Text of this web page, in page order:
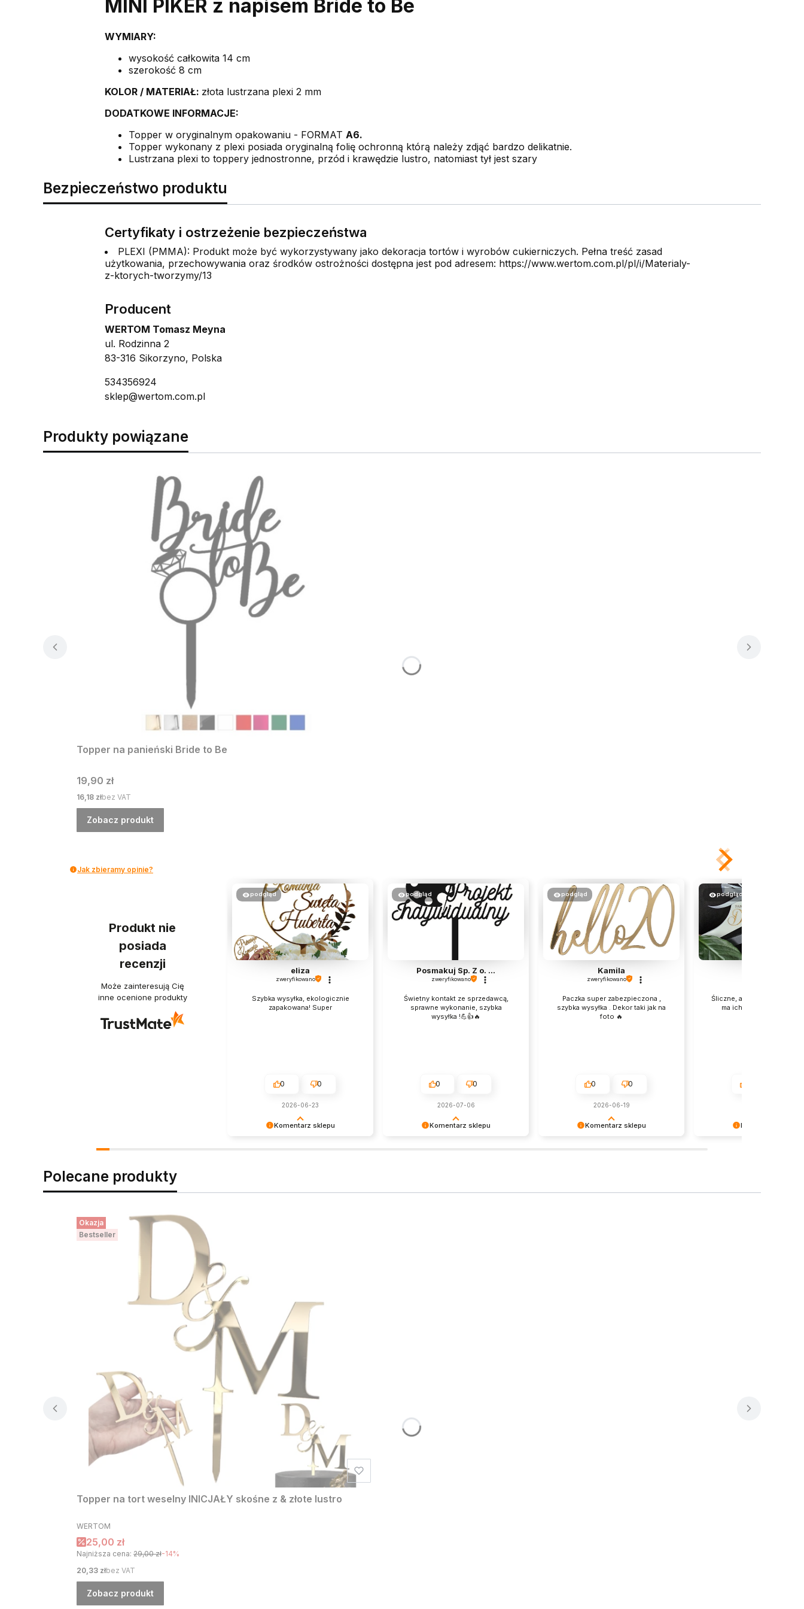
MINI PIKER z napisem Bride to Be
WYMIARY:
wysokość całkowita 14 cm
szerokość 8 cm
KOLOR / MATERIAŁ: złota lustrzana plexi 2 mm
DODATKOWE INFORMACJE:
Topper w oryginalnym opakowaniu - FORMAT A6.
Topper wykonany z plexi posiada oryginalną folię ochronną którą należy zdjąć bardzo delikatnie.
Lustrzana plexi to toppery jednostronne, przód i krawędzie lustro, natomiast tył jest szary
Bezpieczeństwo produktu
Certyfikaty i ostrzeżenie bezpieczeństwa
PLEXI (PMMA): Produkt może być wykorzystywany jako dekoracja tortów i wyrobów cukierniczych. Pełna treść zasad
użytkowania, przechowywania oraz środków ostrożności dostępna jest pod adresem: https://www.wertom.com.pl/pl/i/Materialy-
z-ktorych-tworzymy/13
Producent
WERTOM Tomasz Meyna
ul. Rodzinna 2
83-316 Sikorzyno, Polska
534356924
sklep@wertom.com.pl
Produkty powiązane
Topper na panieński Bride to Be
Cena
19,90 zł
Cena
16,18 złbez VAT
Zobacz produkt
Jak zbieramy opinie?
Produkt nie
posiada
recenzji
Może zainteresują Cię
inne ocenione produkty
Komentarz sklepu
podgląd
eliza
zweryfikowano
Szybka wysyłka, ekologicznie
zapakowana! Super
0 0
2026-06-23
Komentarz sklepu
podgląd
Posmakuj Sp. Z o. ...
zweryfikowano
Świetny kontakt ze sprzedawcą,
sprawne wykonanie, szybka
wysyłka !💪👍️🔥
0 0
2026-07-06
Komentarz sklepu
podgląd
Kamila
zweryfikowano
Paczka super zabezpieczona ,
szybka wysyłka . Dekor taki jak na
foto 🔥
0 0
2026-06-19
Komentarz sklepu
podgląd
Śliczne, aczkolwiek szkoda
ma ich w srebrnym
Polecane produkty
Okazja
Bestseller
Topper na tort weselny INICJAŁY skośne z & złote lustro
PRODUCENT
WERTOM
Cena promocyjna
25,00 zł
Najniższa cena: 29,00 zł-14%
Cena
20,33 złbez VAT
Zobacz produkt